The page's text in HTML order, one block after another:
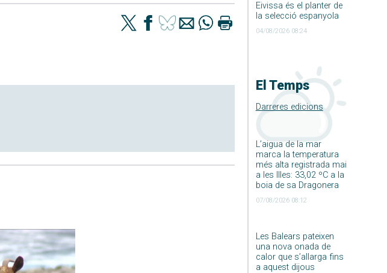
Eivissa és el planter de
la selecció espanyola
04/08/2026 08:24
El Temps
Darreres edicions
L’aigua de la mar
marca la temperatura
més alta registrada mai
a les Illes: 33,02 ºC a la
boia de sa Dragonera
07/08/2026 08:12
Les Balears pateixen
una nova onada de
calor que s’allarga fins
a aquest dijous